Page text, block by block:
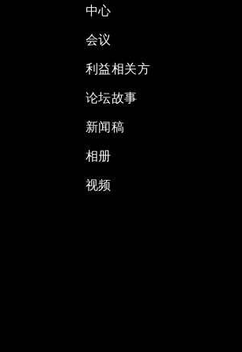
中心
会议
利益相关方
论坛故事
新闻稿
相册
视频